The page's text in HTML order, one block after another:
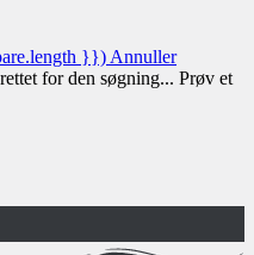
}}) Annuller
for den søgning... Prøv et